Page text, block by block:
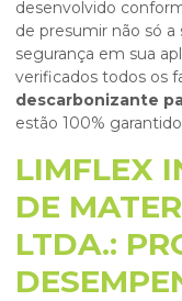
desenvolvido
de presumir não só
segurança em sua
verificados todos os
descarbonizante
estão 100%
LIMFLEX
DE
LTDA.: